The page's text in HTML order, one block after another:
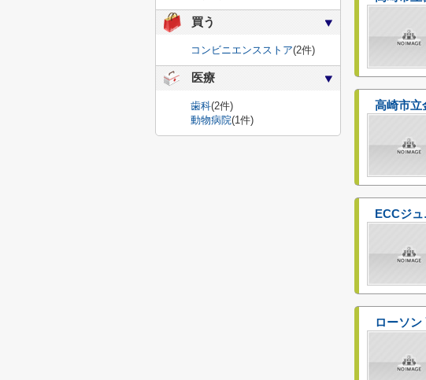
高崎市立
ECCジ
ローソン
買う
コンビニエンスストア(2件)
医療
歯科(2件)
動物病院(1件)